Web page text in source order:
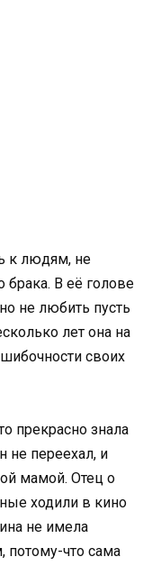
к людям, не
В её голове
не любить пусть
лет она на
своих
прекрасно знала
не переехал, и
мамой. Отец о
ходили в кино
не имела
потому-что сама